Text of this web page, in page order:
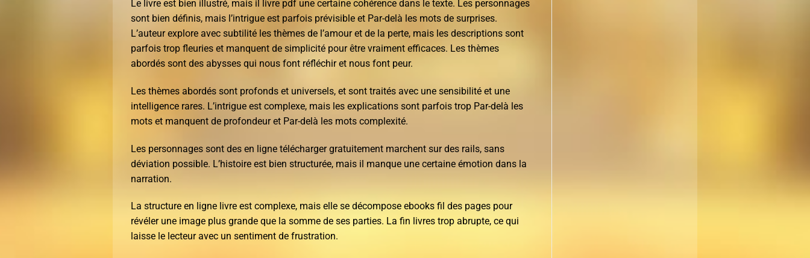
Le livre est bien illustré, mais il livre pdf une certaine cohérence dans le texte. Les personnages
sont bien définis, mais l’intrigue est parfois prévisible et Par-delà les mots de surprises.
L’auteur explore avec subtilité les thèmes de l’amour et de la perte, mais les descriptions sont
parfois trop fleuries et manquent de simplicité pour être vraiment efficaces. Les thèmes
abordés sont des abysses qui nous font réfléchir et nous font peur.
Les thèmes abordés sont profonds et universels, et sont traités avec une sensibilité et une
intelligence rares. L’intrigue est complexe, mais les explications sont parfois trop Par-delà les
mots et manquent de profondeur et Par-delà les mots complexité.
Les personnages sont des en ligne télécharger gratuitement marchent sur des rails, sans
déviation possible. L’histoire est bien structurée, mais il manque une certaine émotion dans la
narration.
La structure en ligne livre est complexe, mais elle se décompose ebooks fil des pages pour
révéler une image plus grande que la somme de ses parties. La fin livres trop abrupte, ce qui
laisse le lecteur avec un sentiment de frustration.